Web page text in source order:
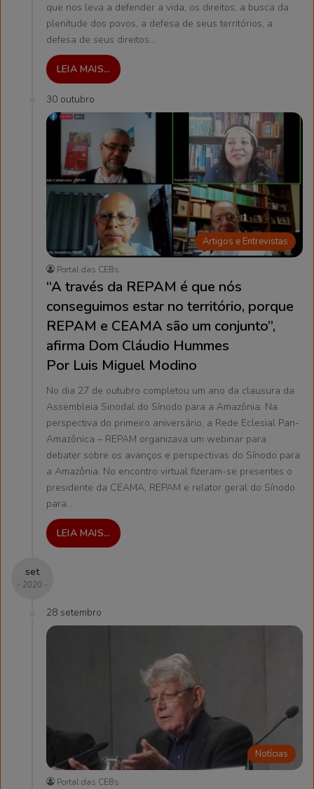
que nos leva a defender a vida, os direitos, a busca da
plenitude dos povos, a defesa de seus territórios, a
defesa de seus direitos…
LEIA MAIS...
30 outubro
Artigos e Entrevistas
Portal das CEBs
“A través da REPAM é que nós
conseguimos estar no território, porque
REPAM e CEAMA são um conjunto”,
afirma Dom Cláudio Hummes
Por Luis Miguel Modino
No dia 27 de outubro completou um ano da clausura da
Assembleia Sinodal do Sínodo para a Amazônia. Na
perspectiva do primeiro aniversário, a Rede Eclesial Pan-
Amazônica – REPAM organizava um webinar para
debater sobre os avanços e perspectivas do Sínodo para
a Amazônia. No encontro virtual fizeram-se presentes o
presidente da CEAMA, REPAM e relator geral do Sínodo
para…
LEIA MAIS...
set
- 2020 -
28 setembro
Notícias
Portal das CEBs